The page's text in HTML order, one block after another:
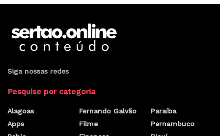
Siga nossas redes
Pesquise por categoria
Alagoas
Apps
Fernando Galvão
Filme
Paraíba
Pernambuco